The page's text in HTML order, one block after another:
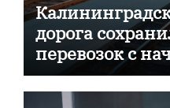
дорога
перевозок с